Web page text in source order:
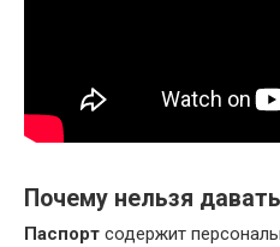
Почему нельзя
Паспорт содержит